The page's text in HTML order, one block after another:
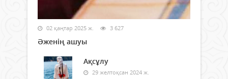
02 қаңтар 2025 ж. 3 627
Әженің ашуы
Ақсұлу
29 желтоқсан 2024 ж.